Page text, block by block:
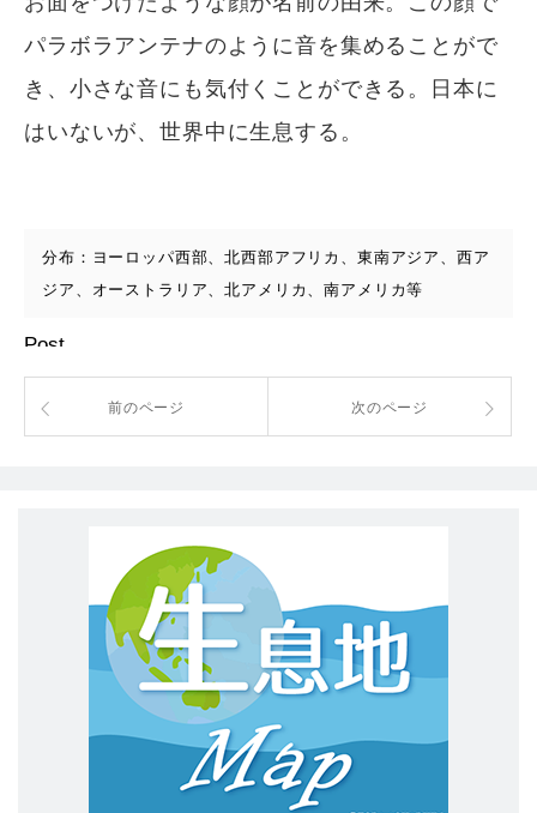
パラボラアンテナのように音を集めることがで
き、小さな音にも気付くことができる。日本に
はいないが、世界中に生息する。
分布：ヨーロッパ西部、北西部アフリカ、東南アジア、西ア
ジア、オーストラリア、北アメリカ、南アメリカ等
Post
前のページ 次のページ